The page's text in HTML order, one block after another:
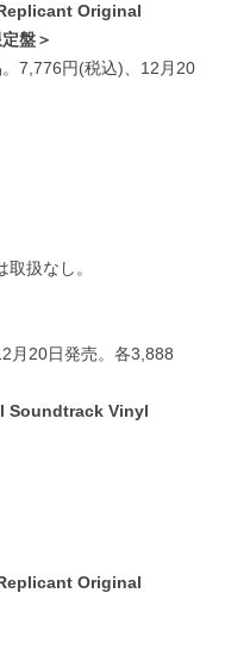
Original
盤＞
7,776円(税込)、12月20
扱なし。
月20日発売。各3,888
Soundtrack Vinyl
Original